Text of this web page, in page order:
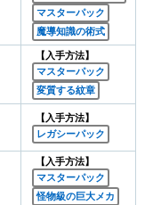
マスターパック
魔導知識の術式
【入手方法】
マスターパック
変質する紋章
【入手方法】
レガシーパック
【入手方法】
マスターパック
怪物級の巨大メカ